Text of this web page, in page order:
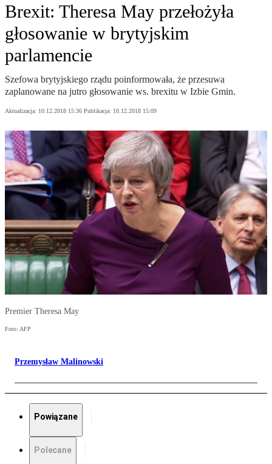
Brexit: Theresa May przełożyła
głosowanie w brytyjskim
parlamencie
Szefowa brytyjskiego rządu poinformowała, że przesuwa
zaplanowane na jutro głosowanie ws. brexitu w Izbie Gmin.
Aktualizacja: 10.12.2018 15:36 Publikacja: 10.12.2018 15:09
Premier Theresa May
Foto: AFP
Przemysław Malinowski
Powiązane
Polecane